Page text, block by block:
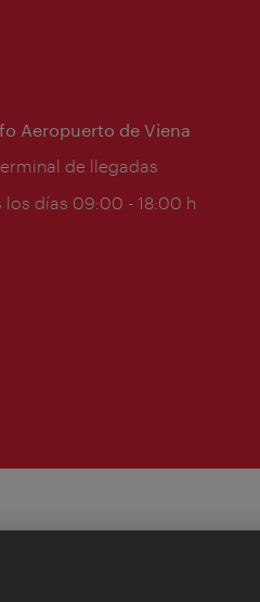
Aeropuerto de Viena
de llegadas
los días 09:00 - 18:00 h